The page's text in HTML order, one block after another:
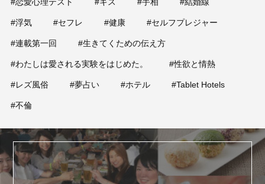
#恋愛心理テスト #キス #手相 #結婚線
#浮気 #セフレ #健康 #セルフプレジャー
#連載第一回 #生きてくための伝え方
#わたしは愛される実験をはじめた。 #性欲と情熱
#レズ風俗 #夢占い #ホテル #Tablet Hotels
#不倫